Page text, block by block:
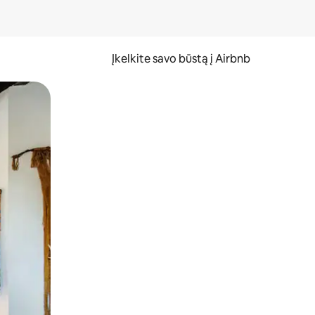
Įkelkite savo būstą į Airbnb
ekraną.